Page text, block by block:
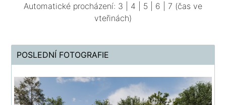
Automatické procházení: 3 4 5 6 7 (čas ve
vteřinách)
POSLEDNÍ FOTOGRAFIE